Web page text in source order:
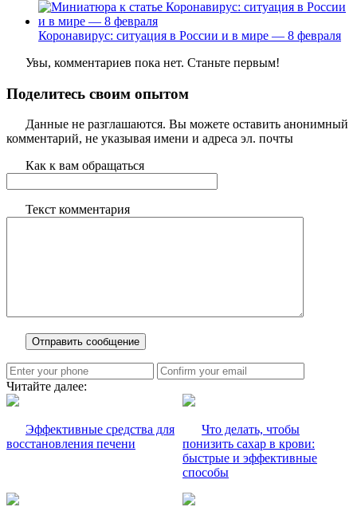
Коронавирус: ситуация в России и в мире — 8 февраля
Увы, комментариев пока нет. Станьте первым!
Поделитесь своим опытом
Данные не разглашаются. Вы можете оставить анонимный
комментарий, не указывая имени и адреса эл. почты
Как к вам обращаться
Текст комментария
Читайте далее:
Эффективные средства для
восстановления печени
Что делать, чтобы
понизить сахар в крови:
быстрые и эффективные
способы